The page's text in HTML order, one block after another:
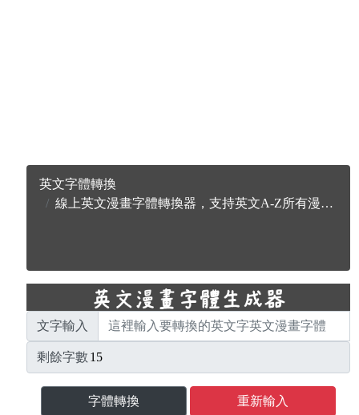
英文字體轉換
線上英文漫畫字體轉換器，支持英文A-Z所有漫畫字母
文字輸入
剩餘字數
字體轉換 重新輸入